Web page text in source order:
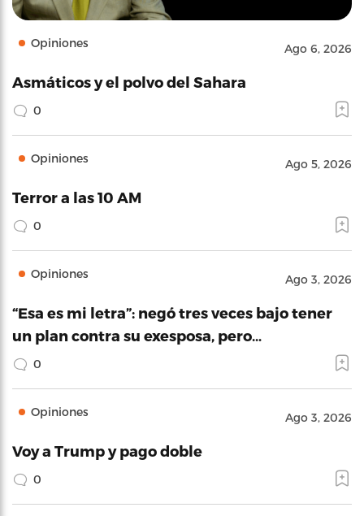
Opiniones Ago 6, 2026
Asmáticos y el polvo del Sahara
0
Opiniones Ago 5, 2026
Terror a las 10 AM
0
Opiniones Ago 3, 2026
“Esa es mi letra”: negó tres veces bajo tener
un plan contra su exesposa, pero…
0
Opiniones Ago 3, 2026
Voy a Trump y pago doble
0